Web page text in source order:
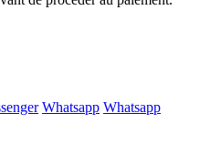
Whatsapp Whatsapp